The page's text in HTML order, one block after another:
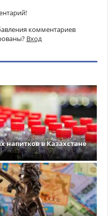
комментариев
Вход
напитков в Казахстане